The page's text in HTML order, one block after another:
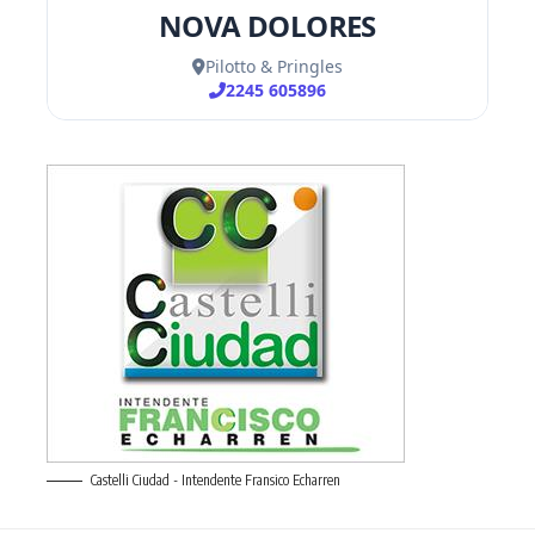
Castelli Ciudad - Intendente Fransico Echarren